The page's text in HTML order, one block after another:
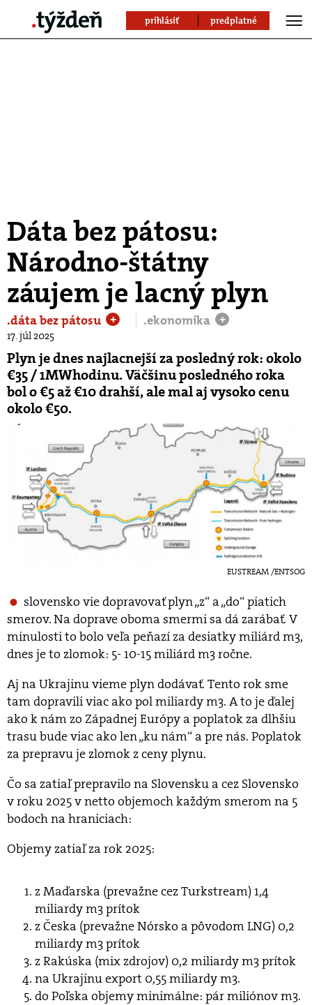
prihlásiť predplatné
Dáta bez pátosu:
Národno-štátny
záujem je lacný plyn
.dáta bez pátosu + .ekonomika +
17. júl 2025
Plyn je dnes najlacnejší za posledný rok: okolo
€35 / 1MWhodinu. Väčšinu posledného roka
bol o €5 až €10 drahší, ale mal aj vysoko cenu
okolo €50.
EUSTREAM /ENTSOG
slovensko vie dopravovať plyn „z“ a „do“ piatich
smerov. Na doprave oboma smermi sa dá zarábať. V
minulosti to bolo veľa peňazí za desiatky miliárd m3,
dnes je to zlomok: 5- 10-15 miliárd m3 ročne.
Aj na Ukrajinu vieme plyn dodávať. Tento rok sme
tam dopravili viac ako pol miliardy m3. A to je ďalej
ako k nám zo Západnej Európy a poplatok za dlhšiu
trasu bude viac ako len „ku nám“ a pre nás. Poplatok
za prepravu je zlomok z ceny plynu.
Čo sa zatiaľ prepravilo na Slovensku a cez Slovensko
v roku 2025 v netto objemoch každým smerom na 5
bodoch na hraniciach:
Objemy zatiaľ za rok 2025:
z Maďarska (prevažne cez Turkstream) 1,4
miliardy m3 prítok
z Česka (prevažne Nórsko a pôvodom LNG) 0,2
miliardy m3 prítok
z Rakúska (mix zdrojov) 0,2 miliardy m3 prítok
na Ukrajinu export 0,55 miliardy m3.
do Poľska objemy minimálne: pár miliónov m3.